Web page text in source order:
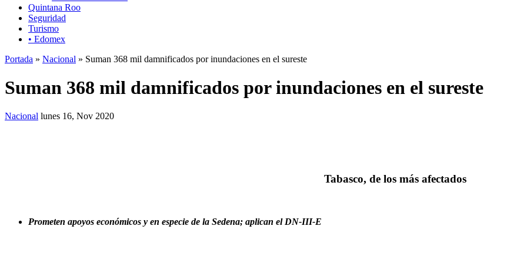
Quintana Roo
Seguridad
Turismo
• Edomex
Portada » Nacional » Suman 368 mil damnificados por inundaciones en el sureste
Suman 368 mil damnificados por inundaciones en el sureste
Nacional lunes 16, Nov 2020
Tabasco, de los más afectados
Prometen apoyos económicos y en especie de la Sedena; aplican el DN-III-E